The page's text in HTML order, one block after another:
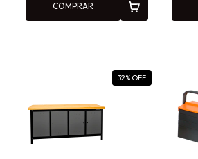
COMPRAR
32% OFF